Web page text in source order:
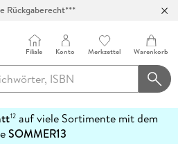
Rückgaberecht***
Filiale Konto Merkzettel Warenkorb
12auf viele Sortimente mit dem
SOMMER13